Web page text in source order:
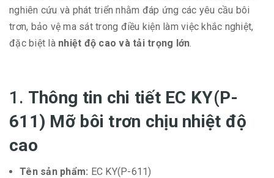
nghiên cứu và phát triển nhằm đáp ứng các yêu cầu bôi
trơn, bảo vệ ma sát trong điều kiện làm việc khắc nghiệt,
đặc biệt là nhiệt độ cao và tải trọng lớn.
1. Thông tin chi tiết EC KY(P-
611) Mỡ bôi trơn chịu nhiệt độ
cao
Tên sản phẩm: EC KY(P-611)